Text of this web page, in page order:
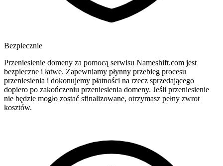
Bezpiecznie
Przeniesienie domeny za pomocą serwisu Nameshift.com jest
bezpieczne i łatwe. Zapewniamy płynny przebieg procesu
przeniesienia i dokonujemy płatności na rzecz sprzedającego
dopiero po zakończeniu przeniesienia domeny. Jeśli przeniesienie
nie będzie mogło zostać sfinalizowane, otrzymasz pełny zwrot
kosztów.